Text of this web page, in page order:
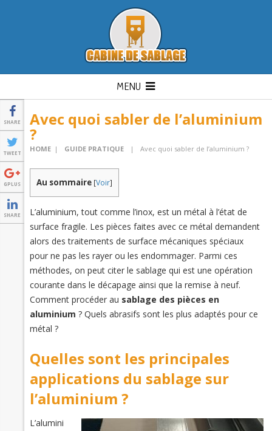
MENU
SHARE
TWEET
GPLUS
SHARE
Avec quoi sabler de l’aluminium
?
HOME | GUIDE PRATIQUE | Avec quoi sabler de l’aluminium ?
Au sommaire [Voir]
L’aluminium, tout comme l’inox, est un métal à l’état de
surface fragile. Les pièces faites avec ce métal demandent
alors des traitements de surface mécaniques spéciaux
pour ne pas les rayer ou les endommager. Parmi ces
méthodes, on peut citer le sablage qui est une opération
courante dans le décapage ainsi que la remise à neuf.
Comment procéder au sablage des pièces en
aluminium ? Quels abrasifs sont les plus adaptés pour ce
métal ?
Quelles sont les principales
applications du sablage sur
l’aluminium ?
L’alumini